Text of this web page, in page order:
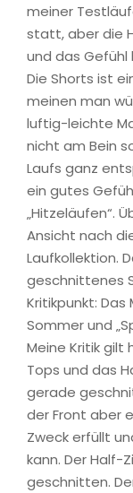
meiner
statt, aber die
und das Gefühl
Die Shorts ist
meinen man
luftig-leichte
nicht am Bein
Laufs ganz
ein gutes
„Hitzeläufen“.
Ansicht nach
Laufkollektion.
geschnittenes
Kritikpunkt:
Sommer und
Meine Kritik gilt
Tops und das
gerade
der Front aber
Zweck erfüllt
kann. Der Half-
geschnitten.